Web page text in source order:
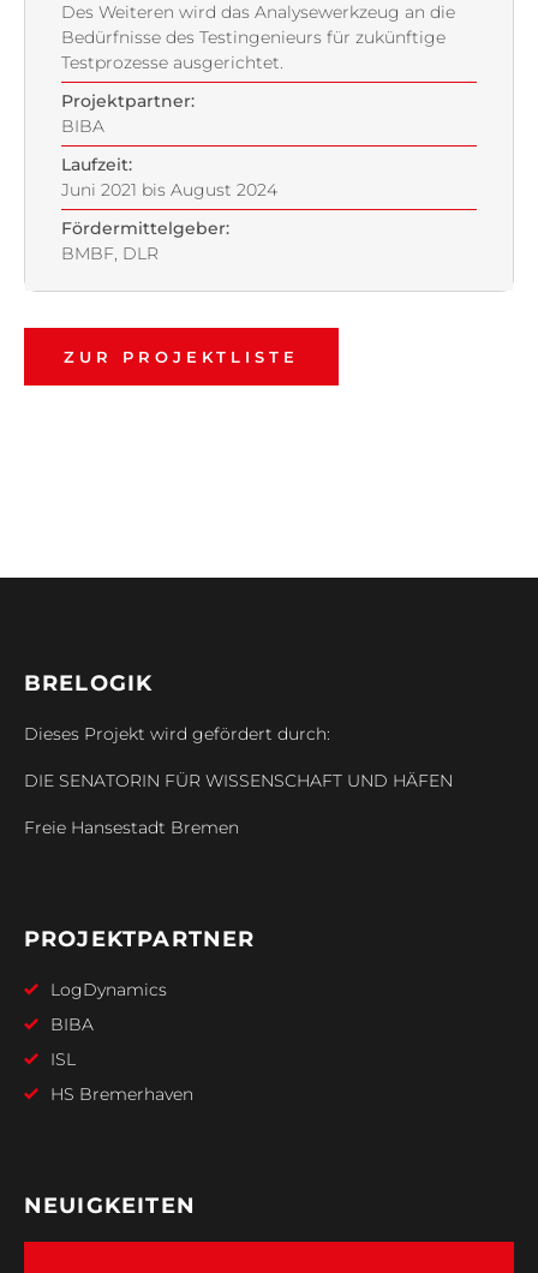
Des Weiteren wird das Analysewerkzeug an die
Bedürfnisse des Testingenieurs für zukünftige
Testprozesse ausgerichtet.
Projektpartner:
BIBA
Laufzeit:
Juni 2021 bis August 2024
Fördermittelgeber:
BMBF, DLR
ZUR PROJEKTLISTE
BRELOGIK
Dieses Projekt wird gefördert durch:
DIE SENATORIN FÜR WISSENSCHAFT UND HÄFEN
Freie Hansestadt Bremen
PROJEKTPARTNER
LogDynamics
BIBA
ISL
HS Bremerhaven
NEUIGKEITEN